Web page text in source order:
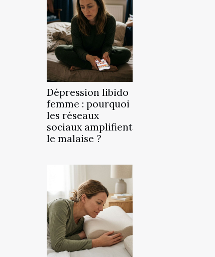
Dépression libido
femme : pourquoi
les réseaux
sociaux amplifient
le malaise ?